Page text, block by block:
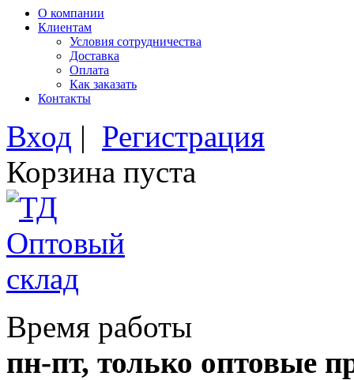
О компании
Клиентам
Условия сотрудничества
Доставка
Оплата
Как заказать
Контакты
Вход | Регистрация
Корзина пуста
Время работы
пн-пт, только оптовые